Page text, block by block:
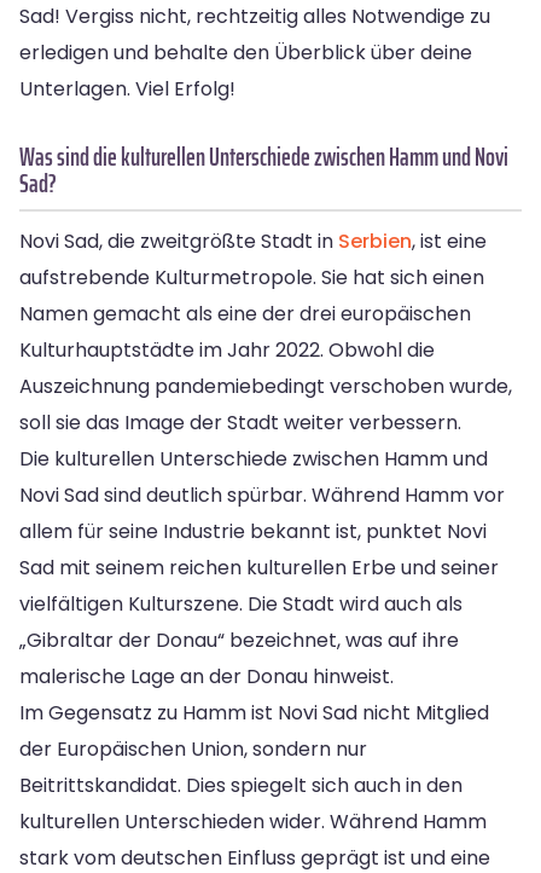
Sad! Vergiss nicht, rechtzeitig alles Notwendige zu
erledigen und behalte den Überblick über deine
Unterlagen. Viel Erfolg!
Was sind die kulturellen Unterschiede zwischen Hamm und Novi
Sad?
Novi Sad, die zweitgrößte Stadt in Serbien, ist eine
aufstrebende Kulturmetropole. Sie hat sich einen
Namen gemacht als eine der drei europäischen
Kulturhauptstädte im Jahr 2022. Obwohl die
Auszeichnung pandemiebedingt verschoben wurde,
soll sie das Image der Stadt weiter verbessern.
Die kulturellen Unterschiede zwischen Hamm und
Novi Sad sind deutlich spürbar. Während Hamm vor
allem für seine Industrie bekannt ist, punktet Novi
Sad mit seinem reichen kulturellen Erbe und seiner
vielfältigen Kulturszene. Die Stadt wird auch als
„Gibraltar der Donau“ bezeichnet, was auf ihre
malerische Lage an der Donau hinweist.
Im Gegensatz zu Hamm ist Novi Sad nicht Mitglied
der Europäischen Union, sondern nur
Beitrittskandidat. Dies spiegelt sich auch in den
kulturellen Unterschieden wider. Während Hamm
stark vom deutschen Einfluss geprägt ist und eine